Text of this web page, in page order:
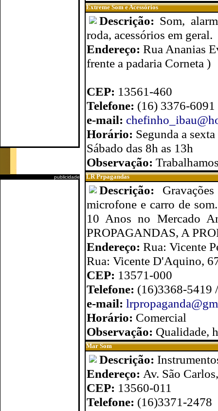
publicidade
Extreme Som e Acessórios
Descrição: Som,
roda, acessórios em geral.
Endereço:Rua Ananias
frente a padaria Corneta )
CEP: 13561-460
Telefone: (16) 3376-
e-mail:
Horário: Segunda a
Sábado das 8h as 13h
Observação:
LR Prpagandas
Descrição:
microfone e carro de
10 Anos no Mercado
PROPAGANDAS, A
Endereço: Rua: Vicente
Rua: Vicente D'Aquino,
CEP: 13571-000
Telefone: (16)3368-5419
e-mail:
Horário: Comercial
Observação: Qualidade,
Mar Som
Descrição:
Endereço: Av. São
CEP: 13560-011
Telefone: (16)3371-2478